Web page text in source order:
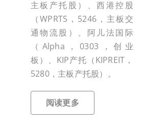
主板产托股）、西港控股
（WPRTS，5246，主板交
通物流股）、阿儿法国际
（Alpha，0303，创业
板）、KIP产托（KIPREIT，
5280，主板产托股）。
阅读更多